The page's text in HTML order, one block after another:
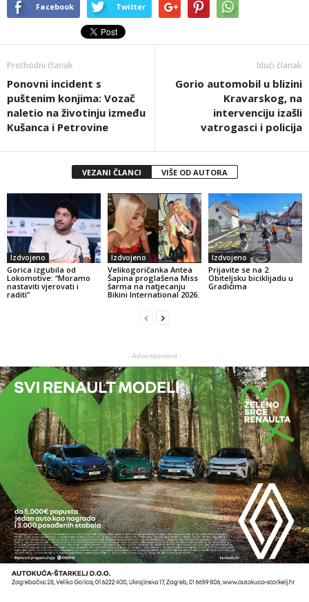
Facebook Twitter
Prethodni članak
Ponovni incident s
puštenim konjima: Vozač
naletio na životinju između
Kušanca i Petrovine
Idući članak
Gorio automobil u blizini
Kravarskog, na
intervenciju izašli
vatrogasci i policija
VEZANI ČLANCI VIŠE OD AUTORA
Izdvojeno
Gorica izgubila od
Lokomotive: “Moramo
nastaviti vjerovati i
raditi”
Izdvojeno
Velikogoričanka Antea
Šapina proglašena Miss
šarma na natjecanju
Bikini International 2026.
Izdvojeno
Prijavite se na 2.
Obiteljsku biciklijadu u
Gradićima
- Advertisement -